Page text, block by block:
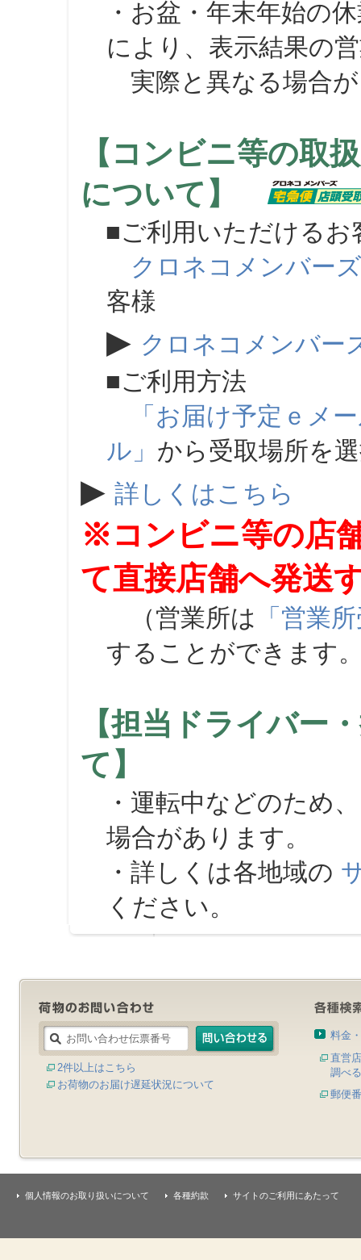
・お盆・年末年始の
により、表示結果の
実際と異なる場合が
【コンビニ等の取
について】
■ご利用いただけるお
クロネコメンバーズ
客様
▶ クロネコメンバー
■ご利用方法
「お届け予定ｅメ
ル」 から受取場所を
▶ 詳しくはこちら
※コンビニ等の店
て直接店舗へ発送
（営業所は 「営業
することができます
【担当ドライバー
て】
・運転中などのため
場合があります。
・詳しくは各地域の
ください。
2件以上はこちら
お荷物のお届け遅延状況について
料金
直営
調べる
郵便
個人情報のお取り扱いについて 各種約款 サイトのご利用にあたって